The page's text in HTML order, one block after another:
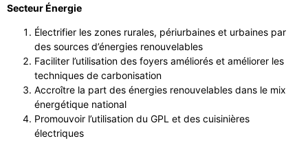
Secteur Énergie
Électrifier les zones rurales, périurbaines et urbaines par
des sources d’énergies renouvelables
Faciliter l’utilisation des foyers améliorés et améliorer les
techniques de carbonisation
Accroître la part des énergies renouvelables dans le mix
énergétique national
Promouvoir l’utilisation du GPL et des cuisinières
électriques